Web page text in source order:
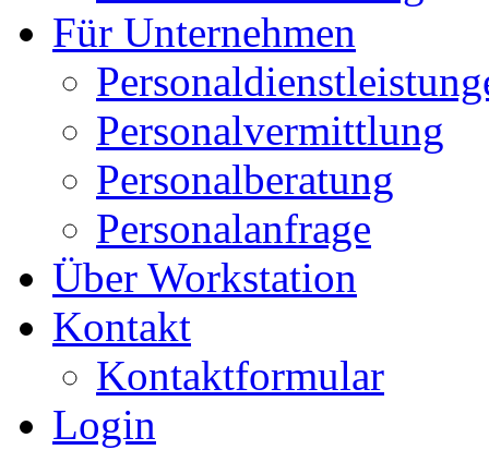
Für Unternehmen
Personalvermittlung
Personalberatung
Personalanfrage
Über Workstation
Kontakt
Kontaktformular
Login